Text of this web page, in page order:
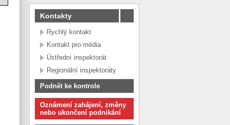
Kontakty
Rychlý kontakt
Kontakt pro média
Ústřední inspektorát
Regionální inspektoráty
Podnět ke kontrole
Oznámení zahájení, změny
nebo ukončení podnikání